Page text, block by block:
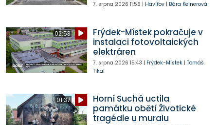
7. srpna 2026 11:56 | Havířov| Bára Kelnerová
02:53
Frýdek-Místek pokračuje v
instalaci fotovoltaických
elektráren
7. srpna 2026 15:43 | Frýdek-Místek| Tomáš
Tikal
01:37
Horní Suchá uctila
památku obětí Životické
tragédie u muralu